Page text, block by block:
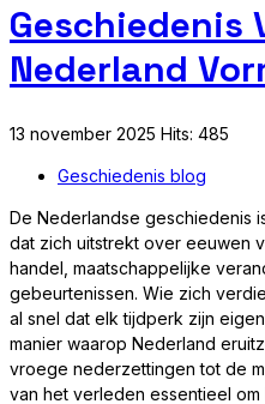
Geschiedenis
Nederland
13 november 2025 Hits: 485
Geschiedenis blog
De Nederlandse geschiedenis
dat zich uitstrekt over eeuwen
handel, maatschappelijke
gebeurtenissen. Wie zich
al snel dat elk tijdperk zijn
manier waarop Nederland
vroege nederzettingen tot de
van het verleden essentieel